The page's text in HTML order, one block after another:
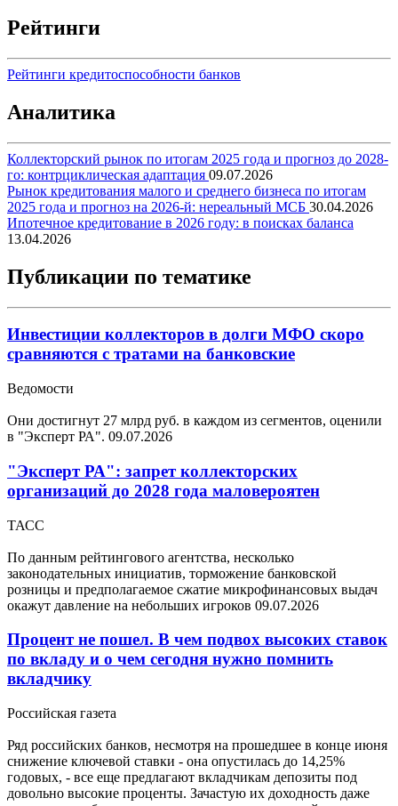
Рейтинги
Рейтинги кредитоспособности банков
Аналитика
Коллекторский рынок по итогам 2025 года и прогноз до 2028-
го: контрциклическая адаптация 09.07.2026
Рынок кредитования малого и среднего бизнеса по итогам
2025 года и прогноз на 2026-й: нереальный МСБ 30.04.2026
Ипотечное кредитование в 2026 году: в поисках баланса
13.04.2026
Публикации по тематике
Инвестиции коллекторов в долги МФО скоро
сравняются с тратами на банковские
Ведомости
Они достигнут 27 млрд руб. в каждом из сегментов, оценили
в "Эксперт РА". 09.07.2026
"Эксперт РА": запрет коллекторских
организаций до 2028 года маловероятен
ТАСС
По данным рейтингового агентства, несколько
законодательных инициатив, торможение банковской
розницы и предполагаемое сжатие микрофинансовых выдач
окажут давление на небольших игроков 09.07.2026
Процент не пошел. В чем подвох высоких ставок
по вкладу и о чем сегодня нужно помнить
вкладчику
Российская газета
Ряд российских банков, несмотря на прошедшее в конце июня
снижение ключевой ставки - она опустилась до 14,25%
годовых, - все еще предлагают вкладчикам депозиты под
довольно высокие проценты. Зачастую их доходность даже